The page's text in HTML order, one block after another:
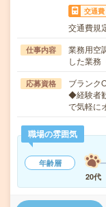
交通費
交通費規
仕事内容
業務用空
した業務
応募資格
ブランク
◆経験者
で気軽に
職場の雰囲気
年齢層
20代